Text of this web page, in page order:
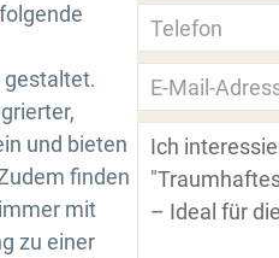
gestaltet.
und bieten
finden
mit
zu einer